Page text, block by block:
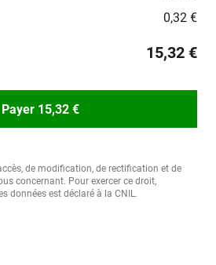
0,32 €
15,32 €
Payer 15,32 €
de modification, de rectification et de
concernant. Pour exercer ce droit,
données est déclaré à la CNIL.